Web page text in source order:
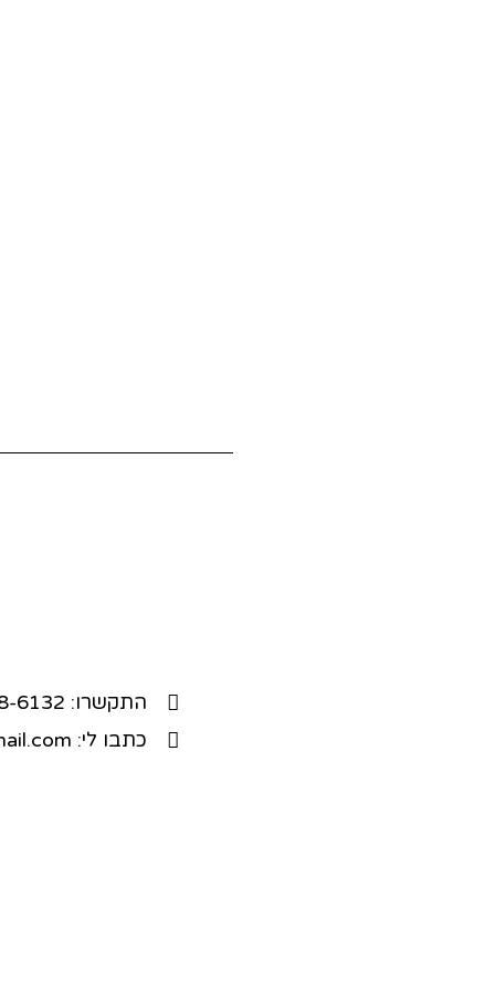
התקשרו: 052-368-6132
כתבו לי: zionefrat@gmail.com